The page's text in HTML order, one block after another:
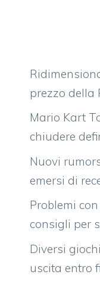
prezzo della
Mario Kart
chiudere
Nuovi
emersi di
Problemi
consigli per
Diversi
uscita entro